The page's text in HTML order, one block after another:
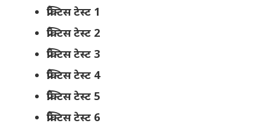
प्रैक्टिस टेस्ट 1
प्रैक्टिस टेस्ट 2
प्रैक्टिस टेस्ट 3
प्रैक्टिस टेस्ट 4
प्रैक्टिस टेस्ट 5
प्रैक्टिस टेस्ट 6